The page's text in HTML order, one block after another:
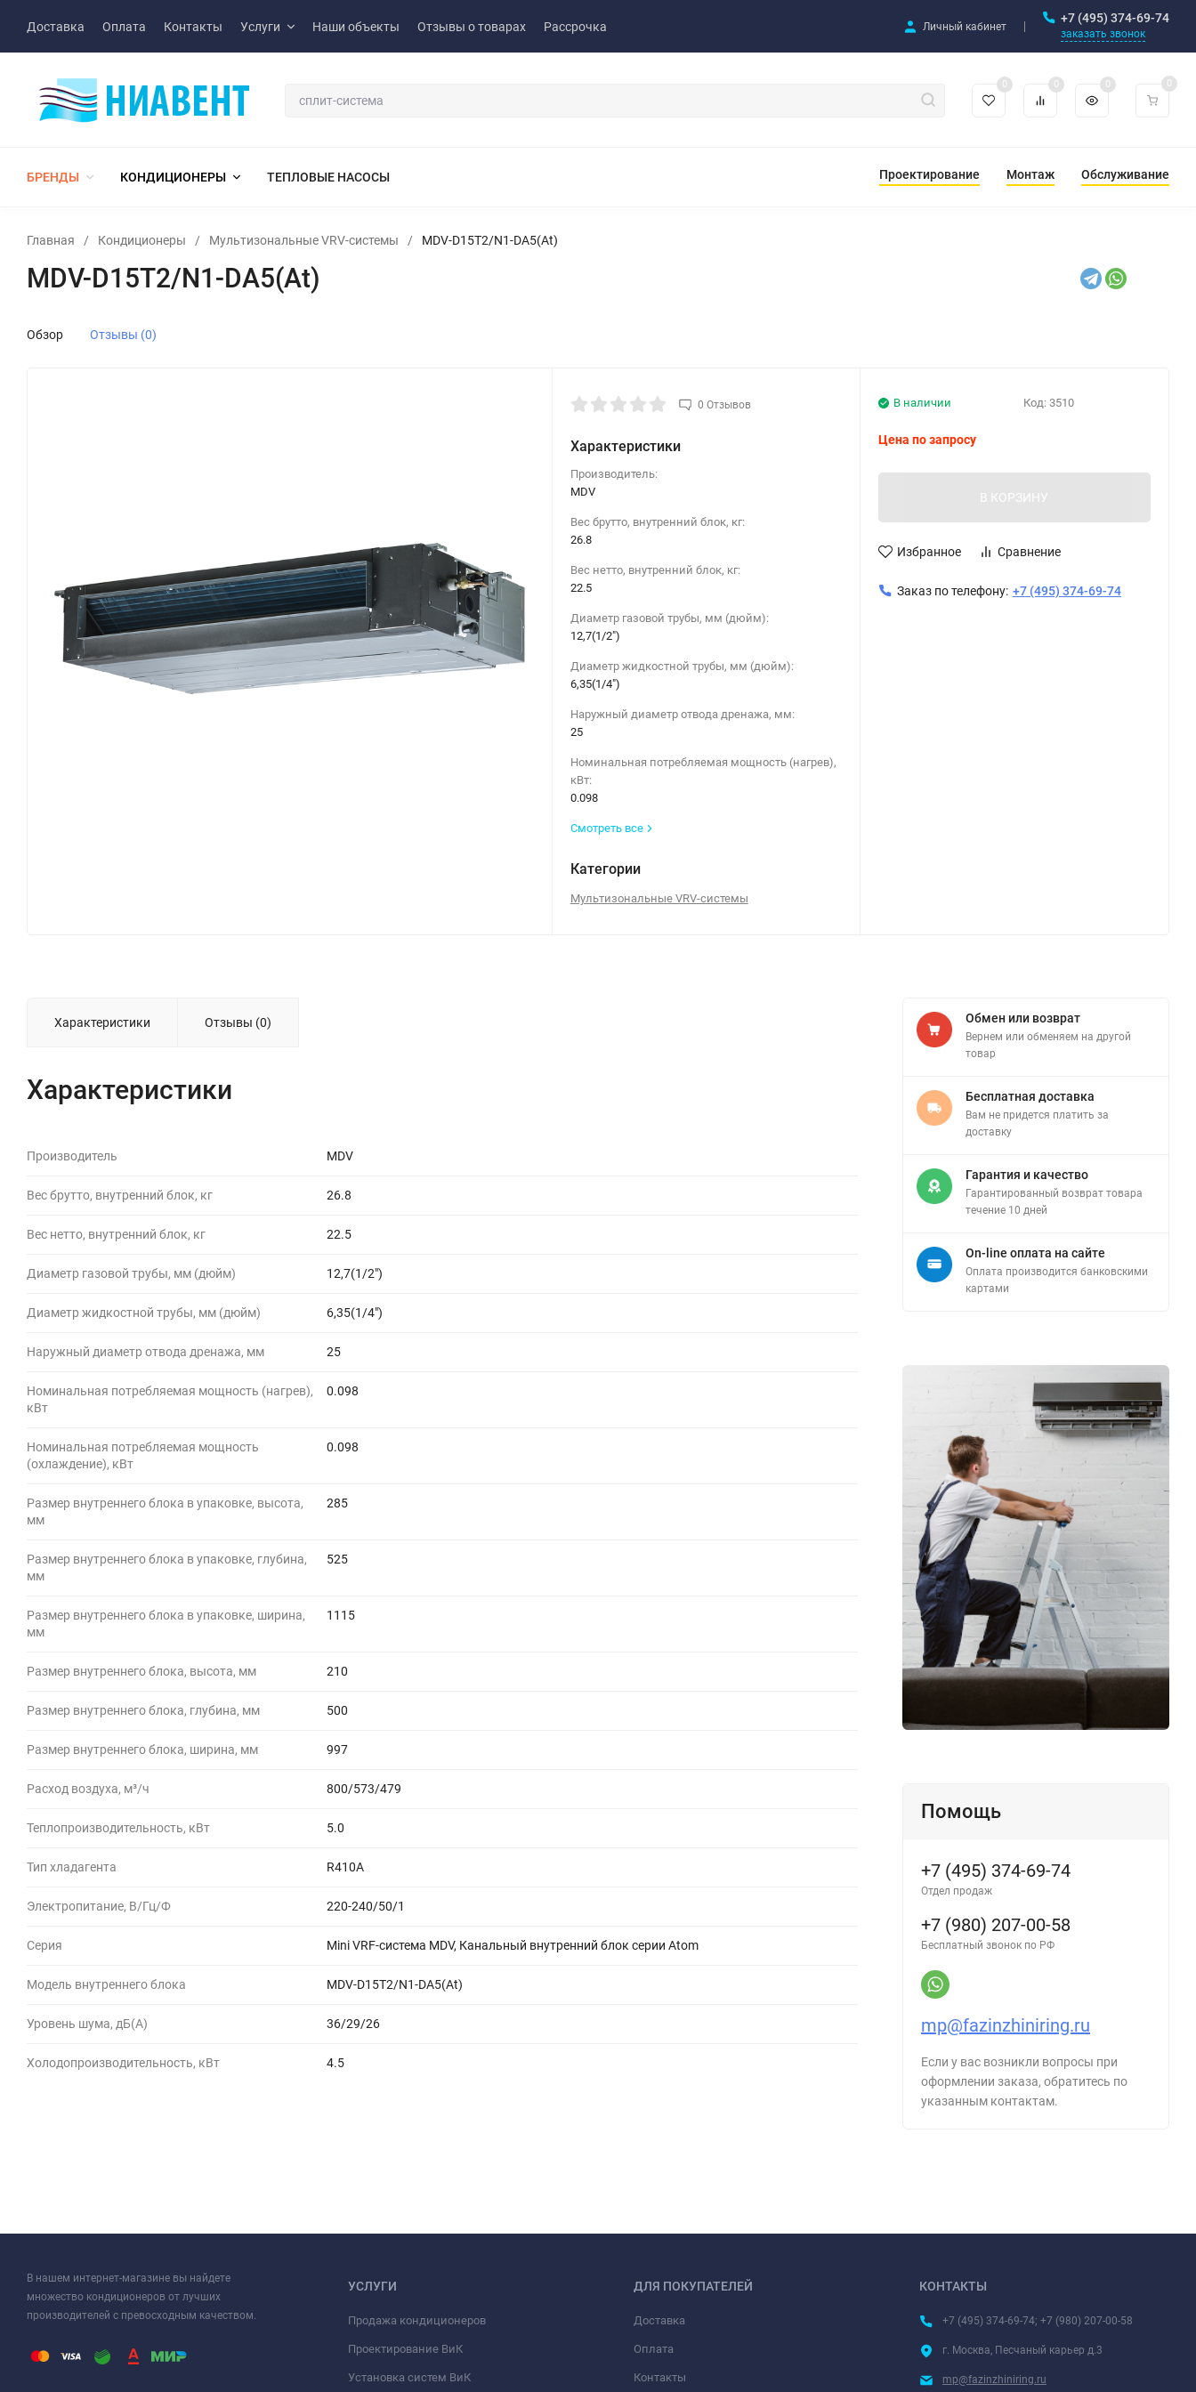
Доставка Оплата Контакты Услуги Наши объекты Отзывы о товарах Рассрочка Личный кабинет
+7 (495) 374-69-74
заказать звонок
0 0 0 0
БРЕНДЫ КОНДИЦИОНЕРЫ ТЕПЛОВЫЕ НАСОСЫ Проектирование Монтаж Обслуживание
Главная / Кондиционеры / Мультизональные VRV-системы / MDV-D15T2/N1-DA5(At)
MDV-D15T2/N1-DA5(At)
Обзор Отзывы (0)
0 Отзывов
Характеристики
Производитель:
MDV
Вес брутто, внутренний блок, кг:
26.8
Вес нетто, внутренний блок, кг:
22.5
Диаметр газовой трубы, мм (дюйм):
12,7(1/2")
Диаметр жидкостной трубы, мм (дюйм):
6,35(1/4")
Наружный диаметр отвода дренажа, мм:
25
Номинальная потребляемая мощность (нагрев),
кВт:
0.098
Смотреть все
Категории
Мультизональные VRV-системы
Код: 3510
В наличии
Цена по запросу
В КОРЗИНУ
Избранное Сравнение
Заказ по телефону: +7 (495) 374-69-74
Характеристики Отзывы (0)
Характеристики
Производитель MDV
Вес брутто, внутренний блок, кг 26.8
Вес нетто, внутренний блок, кг 22.5
Диаметр газовой трубы, мм (дюйм) 12,7(1/2")
Диаметр жидкостной трубы, мм (дюйм) 6,35(1/4")
Наружный диаметр отвода дренажа, мм 25
Номинальная потребляемая мощность (нагрев),
кВт
0.098
Номинальная потребляемая мощность
(охлаждение), кВт
0.098
Размер внутреннего блока в упаковке, высота,
мм
285
Размер внутреннего блока в упаковке, глубина,
мм
525
Размер внутреннего блока в упаковке, ширина,
мм
1115
Размер внутреннего блока, высота, мм 210
Размер внутреннего блока, глубина, мм 500
Размер внутреннего блока, ширина, мм 997
Расход воздуха, м³/ч 800/573/479
Теплопроизводительность, кВт 5.0
Тип хладагента R410A
Электропитание, В/Гц/Ф 220-240/50/1
Серия Mini VRF-система MDV, Канальный внутренний блок серии Atom
Модель внутреннего блока MDV-D15T2/N1-DA5(At)
Уровень шума, дБ(A) 36/29/26
Холодопроизводительность, кВт 4.5
Обмен или возврат
Вернем или обменяем на другой
товар
Бесплатная доставка
Вам не придется платить за
доставку
Гарантия и качество
Гарантированный возврат товара
течение 10 дней
On-line оплата на сайте
Оплата производится банковскими
картами
Помощь
+7 (495) 374-69-74
Отдел продаж
+7 (980) 207-00-58
Бесплатный звонок по РФ
mp@fazinzhiniring.ru
Если у вас возникли вопросы при
оформлении заказа, обратитесь по
указанным контактам.
В нашем интернет-магазине вы найдете
множество кондиционеров от лучших
производителей с превосходным качеством.
УСЛУГИ
Продажа кондиционеров
Проектирование ВиК
Установка систем ВиК
ДЛЯ ПОКУПАТЕЛЕЙ
Доставка
Оплата
Контакты
КОНТАКТЫ
+7 (495) 374-69-74; +7 (980) 207-00-58
г. Москва, Песчаный карьер д.3
mp@fazinzhiniring.ru